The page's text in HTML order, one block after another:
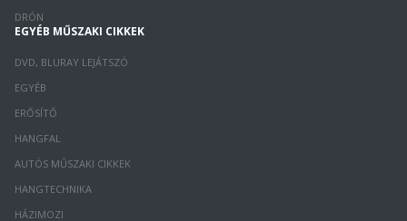
DRÓN
EGYÉB MŰSZAKI CIKKEK
DVD, BLURAY LEJÁTSZÓ
EGYÉB
ERŐSÍTŐ
HANGFAL
AUTÓS MŰSZAKI CIKKEK
HANGTECHNIKA
HÁZIMOZI